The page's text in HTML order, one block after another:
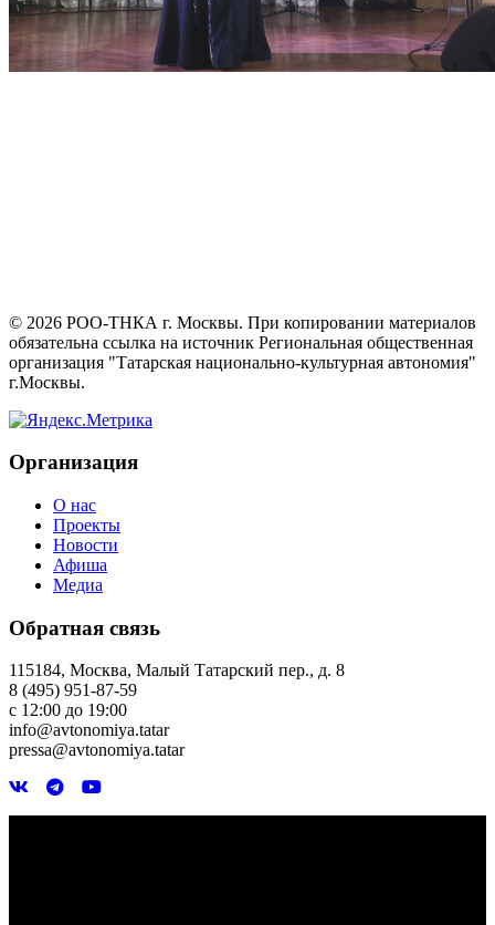
© 2026 РОО-ТНКА г. Москвы. При копировании материалов
обязательна ссылка на источник Региональная общественная
организация "Татарская национально-культурная автономия"
г.Москвы.
Организация
О нас
Проекты
Новости
Афиша
Медиа
Обратная связь
115184, Москва, Малый Татарский пер., д. 8
8 (495) 951-87-59
с 12:00 до 19:00
info@avtonomiya.tatar
pressa@avtonomiya.tatar